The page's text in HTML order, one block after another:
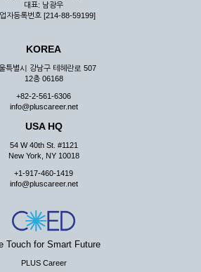
대표: 남광우
자등록번호 [214-88-59199]
KOREA
특별시 강남구 테헤란로 507
12층 06168
+82-2-561-6306
info@pluscareer.net
USA HQ
54 W 40th St. #1121
New York, NY 10018
+1-917-460-1419
info@pluscareer.net
Touch for Smart Future
PLUS Career